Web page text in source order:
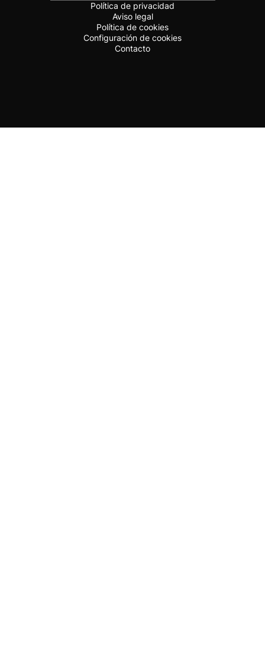
Política de privacidad
Aviso legal
Política de cookies
Configuración de cookies
Contacto